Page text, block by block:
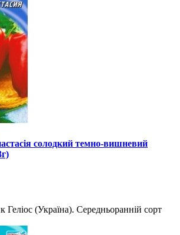
солодкий темно-вишневий
(Україна). Середньоранній сорт